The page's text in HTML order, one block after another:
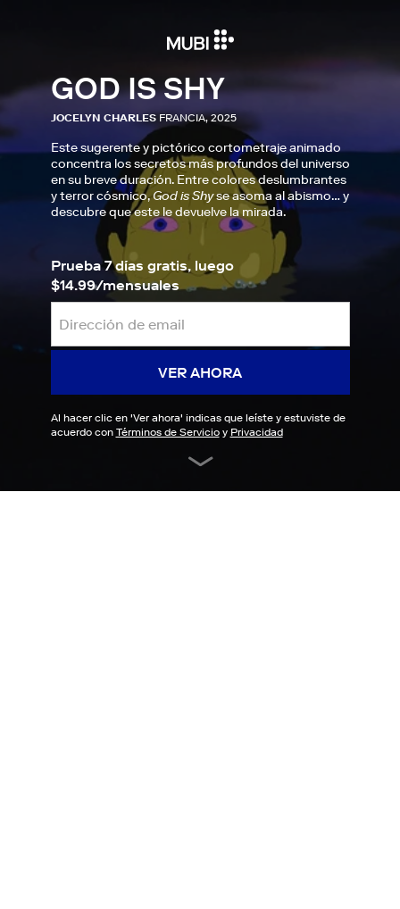
GOD IS SHY
JOCELYN CHARLES FRANCIA, 2025
Este sugerente y pictórico cortometraje animado
concentra los secretos más profundos del universo
en su breve duración. Entre colores deslumbrantes
y terror cósmico,God is Shyse asoma al abismo… y
descubre que este le devuelve la mirada.
Prueba 7 días gratis, luego
$14.99/mensuales
VER AHORA
Al hacer clic en 'Ver ahora' indicas que leíste y estuviste de
acuerdo con Términos de Servicioy Privacidad